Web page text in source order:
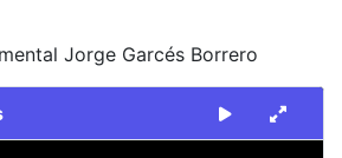
Jorge Garcés Borrero